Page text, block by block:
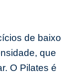
de baixo
que
O Pilates é